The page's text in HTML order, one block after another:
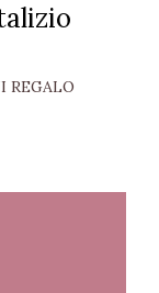
REGALO